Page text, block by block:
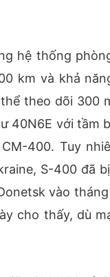
hệ thống
km và khả
theo dõi 300
40N6E với tầm
400. Tuy
S-400 đã bị
vào
cho thấy, dù